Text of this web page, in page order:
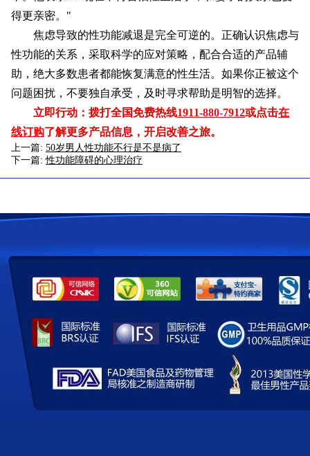
得更亲密。"
焦虑导致的性功能减退是完全可逆的。正确认识焦虑与
性功能的关系，采取科学的应对策略，配合合适的产品辅
助，绝大多数患者都能恢复满意的性生活。如果你正被这个
问题困扰，不要独自承受，及时寻求帮助是明智的选择。
立即行动：拨打全国免费热线1911-880-7912或点击在
线订购了解更多产品信息，开启改善之旅。
上一篇: 50岁男人性功能不行是不是病了
下一篇:性功能障碍的心理治疗